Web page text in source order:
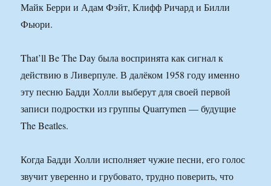
Майк Берри и Адам Фэйт, Клифф Ричард и Билли
Фьюри.
That’ll Be The Day была воспринята как сигнал к
действию в Ливерпуле. В далёком 1958 году именно
эту песню Бадди Холли выберут для своей первой
записи подростки из группы Quarrymen — будущие
The Beatles.
Когда Бадди Холли исполняет чужие песни, его голос
звучит уверенно и грубовато, трудно поверить, что